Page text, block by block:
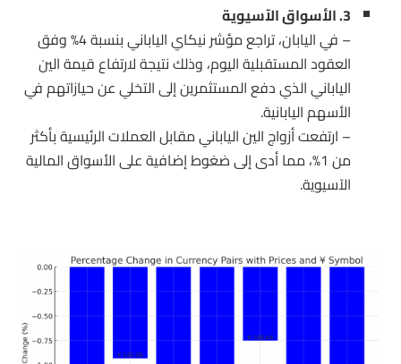
3. الأسواق الآسيوية
– في اليابان، تراجع مؤشر نيكاي الياباني بنسبة 4% وفق
العقود المستقبلية اليوم، وذلك نتيجة لارتفاع قيمة الين
الياباني الذي دفع المستثمرين إلى التخلي عن حيازاتهم في
الأسهم اليابانية.
– ارتفعت أزواج الين الياباني مقابل العملات الرئيسية بأكثر
من 1%، مما أدى إلى ضغوط إضافية على الأسواق المالية
الآسيوية.